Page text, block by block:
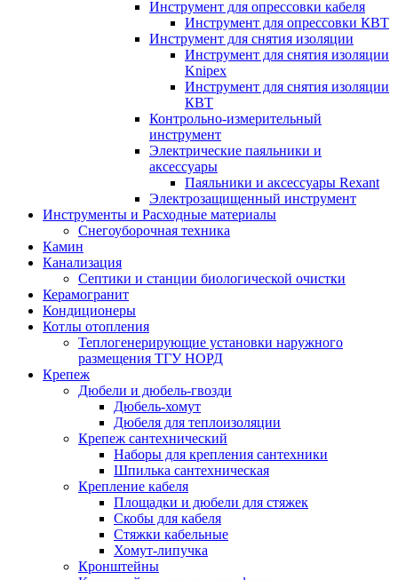
Инструмент для опрессовки кабеля
Инструмент для опрессовки КВТ
Инструмент для снятия изоляции
Инструмент для снятия изоляции
Knipex
Инструмент для снятия изоляции
КВТ
Контрольно-измерительный
инструмент
Электрические паяльники и
аксессуары
Паяльники и аксессуары Rexant
Электрозащищенный инструмент
Инструменты и Расходные материалы
Снегоуборочная техника
Камин
Канализация
Септики и станции биологической очистки
Керамогранит
Кондиционеры
Котлы отопления
Теплогенерирующие установки наружного
размещения ТГУ НОРД
Крепеж
Дюбели и дюбель-гвозди
Дюбель-хомут
Дюбеля для теплоизоляции
Крепеж сантехнический
Наборы для крепления сантехники
Шпилька сантехническая
Крепление кабеля
Площадки и дюбели для стяжек
Скобы для кабеля
Стяжки кабельные
Хомут-липучка
Кронштейны